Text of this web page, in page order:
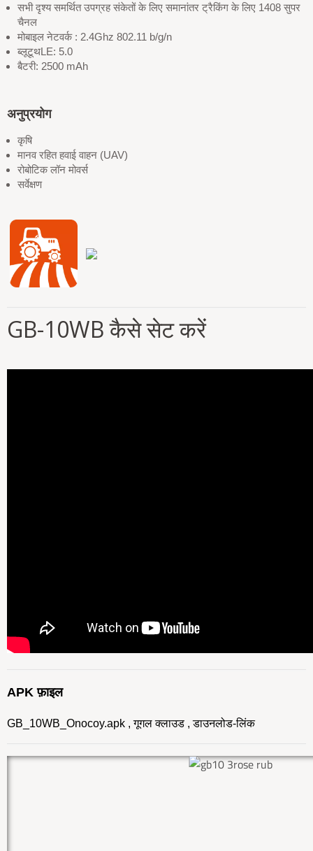
सभी दृश्य समर्थित उपग्रह संकेतों के लिए समानांतर ट्रैकिंग के लिए 1408 सुपर
चैनल
मोबाइल नेटवर्क : 2.4Ghz 802.11 b/g/n
ब्लूटूथLE: 5.0
बैटरी: 2500 mAh
अनुप्रयोग
कृषि
मानव रहित हवाई वाहन (UAV)
रोबोटिक लॉन मोवर्स
सर्वेक्षण
GB-10WB कैसे सेट करें
APK फ़ाइल
GB_10WB_Onocoy.apk , गूगल क्लाउड , डाउनलोड-लिंक